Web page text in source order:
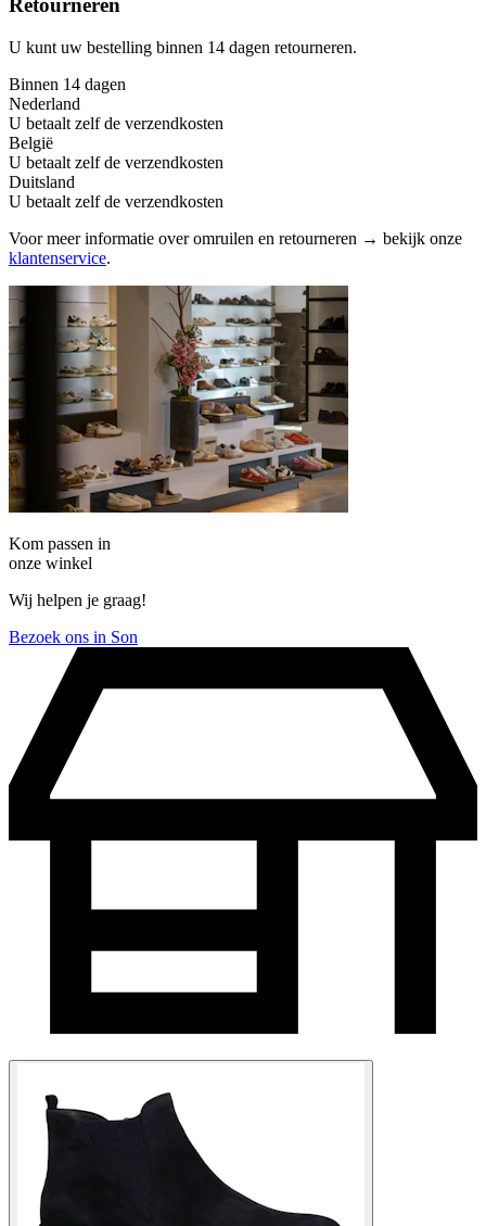
Retourneren
U kunt uw bestelling binnen 14 dagen retourneren.
Binnen 14 dagen
Nederland
U betaalt zelf de verzendkosten
België
U betaalt zelf de verzendkosten
Duitsland
U betaalt zelf de verzendkosten
Voor meer informatie over omruilen en retourneren → bekijk onze
klantenservice.
Kom passen in
onze winkel
Wij helpen je graag!
Bezoek ons in Son